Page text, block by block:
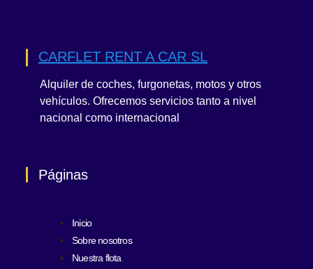
CARFLET RENT A CAR SL
Alquiler de coches, furgonetas, motos y otros
vehículos. Ofrecemos servicios tanto a nivel
nacional como internacional
Páginas
Inicio
Sobre nosotros
Nuestra flota